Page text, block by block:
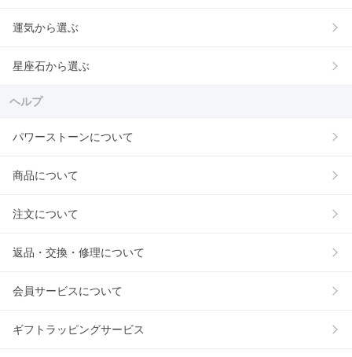
運気から選ぶ
星座石から選ぶ
ヘルプ
パワーストーンについて
商品について
注文について
返品・交換・修理について
会員サービスについて
ギフトラッピングサービス